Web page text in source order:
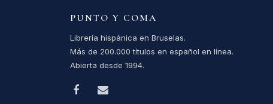
PUNTO Y COMA
Librería hispánica en Bruselas.
Más de 200.000 títulos en español en línea.
Abierta desde 1994.